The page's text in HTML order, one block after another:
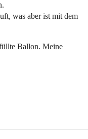
was aber ist mit dem
Ballon. Meine